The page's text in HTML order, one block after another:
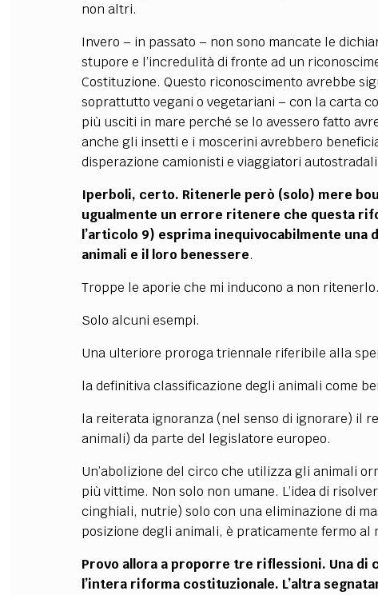
non altri.
Invero – in passato – non sono mancate le
stupore e l’incredulità di fronte ad un
Costituzione. Questo riconoscimento avrebbe
soprattutto vegani o vegetariani – con la carta
più usciti in mare perché se lo avessero fatto
anche gli insetti e i moscerini avrebbero
disperazione camionisti e viaggiatori
Iperboli, certo. Ritenerle però (solo) mere
ugualmente un errore ritenere che questa
l’articolo 9) esprima inequivocabilmente
animali e il loro benessere.
Troppe le aporie che mi inducono a non ritenerlo.
Solo alcuni esempi.
Una ulteriore proroga triennale riferibile alla
la definitiva classificazione degli animali come
la reiterata ignoranza (nel senso di ignorare) il
animali) da parte del legislatore europeo.
Un’abolizione del circo che utilizza gli animali
più vittime. Non solo non umane. L’idea di
cinghiali, nutrie) solo con una eliminazione di
posizione degli animali, è praticamente fermo al
Provo allora a proporre tre riflessioni. Una di
l’intera riforma costituzionale. L’altra